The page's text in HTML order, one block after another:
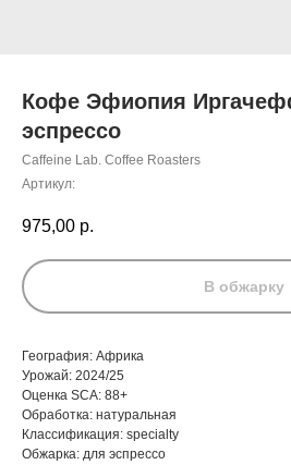
Кофе Эфиопия
эспрессо
Caffeine Lab. Coffee Roasters
Артикул:
975,00 р.
В обжарку
География: Африка
Урожай: 2024/25
Оценка SCA: 88+
Обработка: натуральная
Классификация: specialty
Обжарка: для эспрессо